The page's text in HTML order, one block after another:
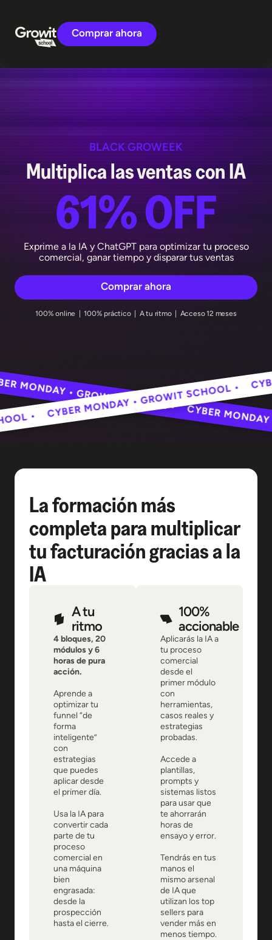
Comprar ahora
BLACK GROWEEK
Multiplica las ventas con IA
61% OFF
Exprime a la IA y ChatGPT para optimizar tu proceso
comercial, ganar tiempo y disparar tus ventas
Comprar ahora
100% online | 100% práctico | A tu ritmo | Acceso 12 meses
SCHOOL •
CYBER MONDAY • GROWIT
• GROWIT SCHOOL •
CYBER MONDAY •
La formación más
completa para multiplicar
tu facturación gracias a la
IA
A tu
ritmo
4 bloques, 20
módulos y 6
horas de pura
acción.
Aprende a
optimizar tu
funnel “de
forma
inteligente”
con
estrategias
que puedes
aplicar desde
el primer día.
Usa la IA para
convertir cada
parte de tu
proceso
comercial en
una máquina
bien
engrasada:
desde la
prospección
hasta el cierre.
100%
accionable
Aplicarás la IA a
tu proceso
comercial
desde el
primer módulo
con
herramientas,
casos reales y
estrategias
probadas.
Accede a
plantillas,
prompts y
sistemas listos
para usar que
te ahorrarán
horas de
ensayo y error.
Tendrás en tus
manos el
mismo arsenal
de IA que
utilizan los top
sellers para
vender más en
menos tiempo.